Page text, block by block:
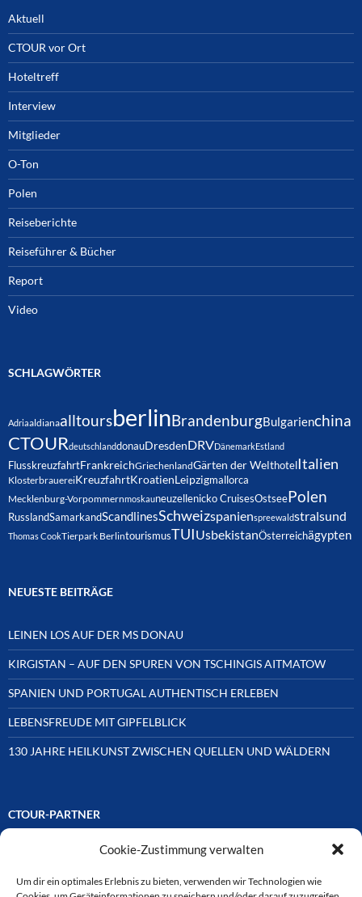
Cookie-Zustimmung verwalten
Um dir ein optimales Erlebnis zu bieten, verwenden wir Technologien wie
Aktuell
CTOUR vor Ort
Hoteltreff
Interview
Mitglieder
O-Ton
Polen
Reiseberichte
Reiseführer & Bücher
Report
Video
SCHLAGWÖRTER
AdriaaldianaalltoursberlinBrandenburgBulgarienchina
CTOURdeutschlanddonauDresdenDRVDänemarkEstland
FlusskreuzfahrtFrankreichGriechenlandGärten der Welthotel Italien
KlosterbrauereiKreuzfahrtKroatienLeipzigmallorca
Mecklenburg-Vorpommernmoskauneuzellenicko CruisesOstseePolen
RusslandSamarkandScandlinesSchweizspanienspreewaldstralsund
Thomas CookTierpark BerlintourismusTUIUsbekistanÖsterreichägypten
NEUESTE BEITRÄGE
LEINEN LOS AUF DER MS DONAU
KIRGISTAN – AUF DEN SPUREN VON TSCHINGIS AITMATOW
SPANIEN UND PORTUGAL AUTHENTISCH ERLEBEN
LEBENSFREUDE MIT GIPFELBLICK
130 JAHRE HEILKUNST ZWISCHEN QUELLEN UND WÄLDERN
CTOUR-PARTNER
Unsere Reisejournalisten-Vereinigung ist über Mitglieder und
ausgewählten Partnern der Medien- und Tourismusbranche